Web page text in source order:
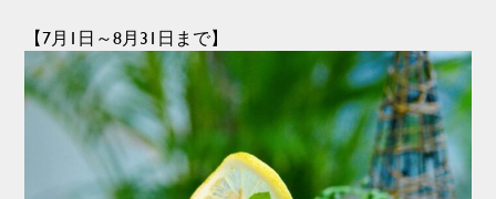
【7月1日～8月31日まで】